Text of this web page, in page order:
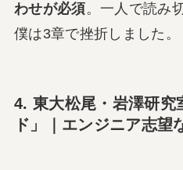
わせが必須。一人で読み
僕は3章で挫折しました。
4. 東大松尾・岩澤研究
ド」｜エンジニア志望